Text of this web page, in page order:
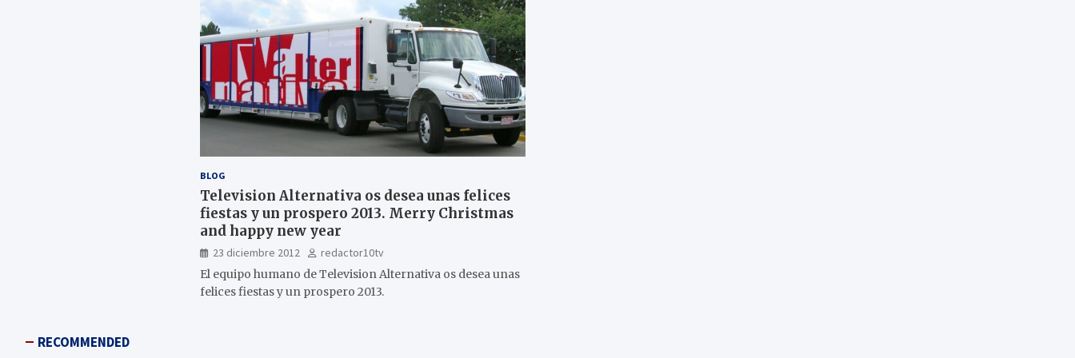
BLOG
Television Alternativa os desea unas felices
fiestas y un prospero 2013. Merry Christmas
and happy new year
23 diciembre 2012
redactor10tv
El equipo humano de Television Alternativa os desea unas
felices fiestas y un prospero 2013.
RECOMMENDED